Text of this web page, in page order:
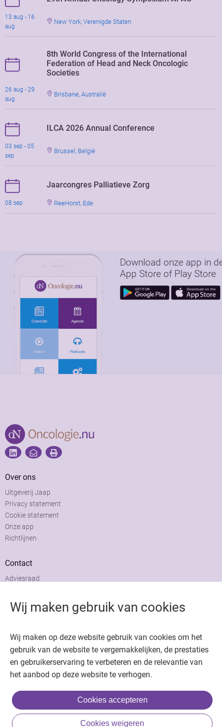
Wij maken gebruik van cookies
Wij maken op deze website gebruik van cookies om het
gebruik van de website te vergemakkelijken, de prestaties
en gebruikerservaring te verbeteren en de relevantie van
het aanbod op deze website te verhogen.
Cookies accepteren
Cookies weigeren
13 aug - 16
aug
New York, Verenigde Staten
8th World Congress of the International
Federation of Head and Neck Oncologic
Societies
26 aug - 29
aug
Brisbane, Australië
ILCA 2026 Annual Conference
03 sep - 05
sep
Brussel, België
Jaarcongres Palliatieve Zorg
08 sep ReeHorst, Ede
Download onze app in
App Store of Play Store
Over ons
Uitgeverij Jaap
Privacy statement
Cookie statement
Onze app
Richtlijnen
Contact
Adviesraad
Adverteren
Copyright © 2026. Uitgeverij Jaap. Alle rechten voorbehouden.